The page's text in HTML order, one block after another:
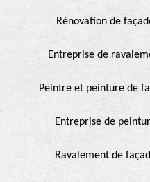
Rénovation de
Entreprise de
Peintre et peinture de
Entreprise de
Ravalement de